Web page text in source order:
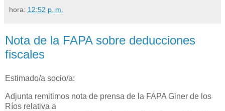
hora: 12:52 p. m.
Nota de la FAPA sobre deducciones
fiscales
Estimado/a socio/a:
Adjunta remitimos nota de prensa de la FAPA Giner de los
Ríos relativa a